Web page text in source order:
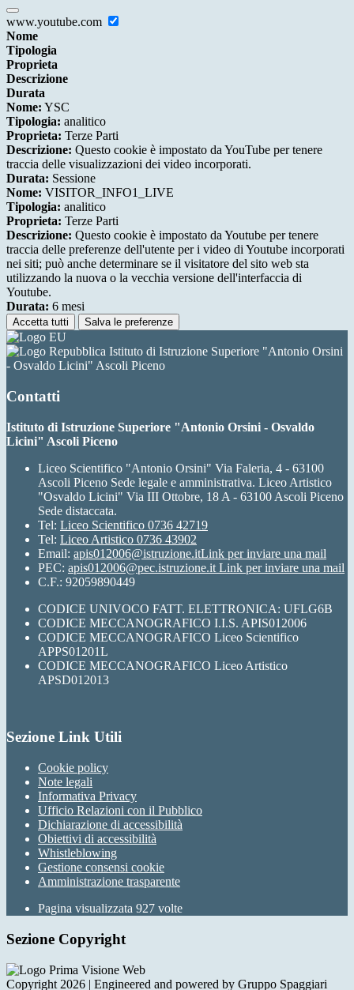
www.youtube.com
Nome
Tipologia
Proprieta
Descrizione
Durata
Nome: YSC
Tipologia: analitico
Proprieta: Terze Parti
Descrizione: Questo cookie è impostato da YouTube per tenere
traccia delle visualizzazioni dei video incorporati.
Durata: Sessione
Nome: VISITOR_INFO1_LIVE
Tipologia: analitico
Proprieta: Terze Parti
Descrizione: Questo cookie è impostato da Youtube per tenere
traccia delle preferenze dell'utente per i video di Youtube incorporati
nei siti; può anche determinare se il visitatore del sito web sta
utilizzando la nuova o la vecchia versione dell'interfaccia di
Youtube.
Durata: 6 mesi
Accetta tutti Salva le preferenze
Istituto di Istruzione Superiore "Antonio Orsini
- Osvaldo Licini" Ascoli Piceno
Contatti
Istituto di Istruzione Superiore "Antonio Orsini - Osvaldo
Licini" Ascoli Piceno
Liceo Scientifico "Antonio Orsini" Via Faleria, 4 - 63100
Ascoli Piceno Sede legale e amministrativa. Liceo Artistico
"Osvaldo Licini" Via III Ottobre, 18 A - 63100 Ascoli Piceno
Sede distaccata.
Tel: Liceo Scientifico 0736 42719
Tel: Liceo Artistico 0736 43902
Email: apis012006@istruzione.itLink per inviare una mail
PEC: apis012006@pec.istruzione.it Link per inviare una mail
C.F.: 92059890449
CODICE UNIVOCO FATT. ELETTRONICA: UFLG6B
CODICE MECCANOGRAFICO I.I.S. APIS012006
CODICE MECCANOGRAFICO Liceo Scientifico
APPS01201L
CODICE MECCANOGRAFICO Liceo Artistico
APSD012013
Sezione Link Utili
Cookie policy
Note legali
Informativa Privacy
Ufficio Relazioni con il Pubblico
Dichiarazione di accessibilità
Obiettivi di accessibilità
Whistleblowing
Gestione consensi cookie
Amministrazione trasparente
Pagina visualizzata 927 volte
Sezione Copyright
Copyright 2026 | Engineered and powered by Gruppo Spaggiari